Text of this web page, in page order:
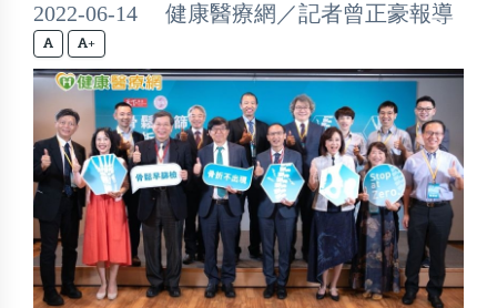
2022-06-14 健康醫療網／記者曾正豪報導
+